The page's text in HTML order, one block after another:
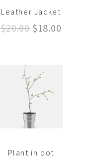
Leather Jacket
$20.00 Le
était :
$20.00.
$18.00
Plant in pot